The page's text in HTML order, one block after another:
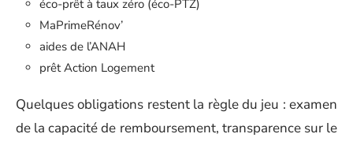
éco-prêt à taux zéro (éco-PTZ)
MaPrimeRénov’
aides de l’ANAH
prêt Action Logement
Quelques obligations restent la règle du jeu : examen
de la capacité de remboursement, transparence sur le